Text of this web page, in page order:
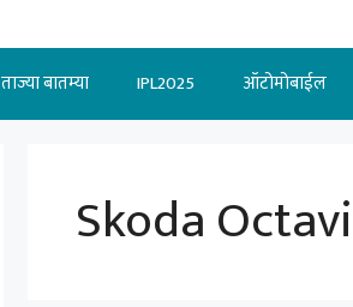
ताज्या बातम्या IPL2025 ऑटोमोबाईल
Skoda